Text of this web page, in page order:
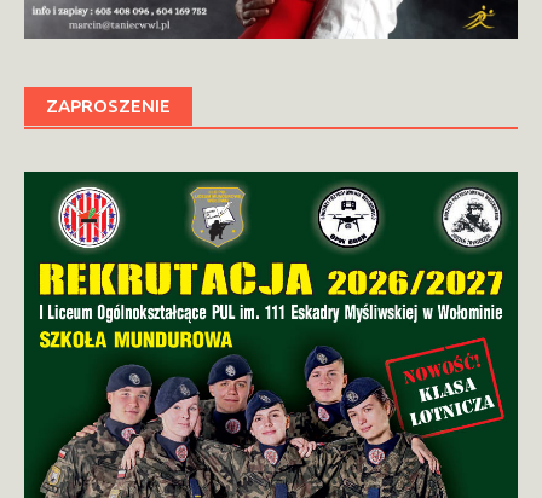
ZAPROSZENIE